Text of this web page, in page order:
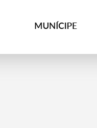
MUNÍCIPE